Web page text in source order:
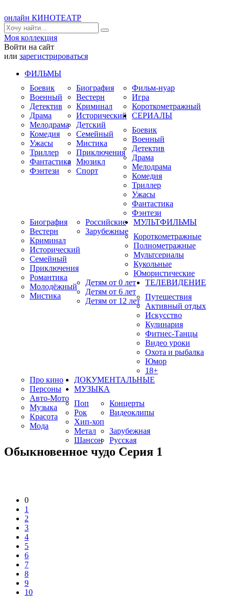
онлайн КИНОТЕАТР
Моя коллекция
Войти на сайт
или зарегистрироваться
ФИЛЬМЫ
Боевик
Военный
Детектив
Драма
Мелодрама
Комедия
Ужасы
Триллер
Фантастика
Фэнтези
Биография
Вестерн
Криминал
Исторический
Детский
Семейный
Мистика
Приключения
Мюзикл
Спорт
Фильм-нуар
Игра
Короткометражный
СЕРИАЛЫ
Боевик
Военный
Детектив
Драма
Мелодрама
Комедия
Триллер
Ужасы
Фантастика
Фэнтези
Биография
Вестерн
Криминал
Исторический
Семейный
Приключения
Романтика
Молодёжный
Мистика
Российские
Зарубежные
МУЛЬТФИЛЬМЫ
Короткометражные
Полнометражные
Мультсериалы
Кукольные
Юмористические
Детям от 0 лет
Детям от 6 лет
Детям от 12 лет
ТЕЛЕВИДЕНИЕ
Путешествия
Активный отдых
Искусство
Кулинария
Фитнес-Танцы
Видео уроки
Охота и рыбалка
Юмор
18+
Про кино
Персоны
Авто-Мото
Музыка
Красота
Мода
ДОКУМЕНТАЛЬНЫЕ
МУЗЫКА
Поп
Рок
Хип-хоп
Метал
Шансон
Концерты
Видеоклипы
Зарубежная
Русская
Обыкновенное чудо Серия 1
0
1
2
3
4
5
6
7
8
9
10